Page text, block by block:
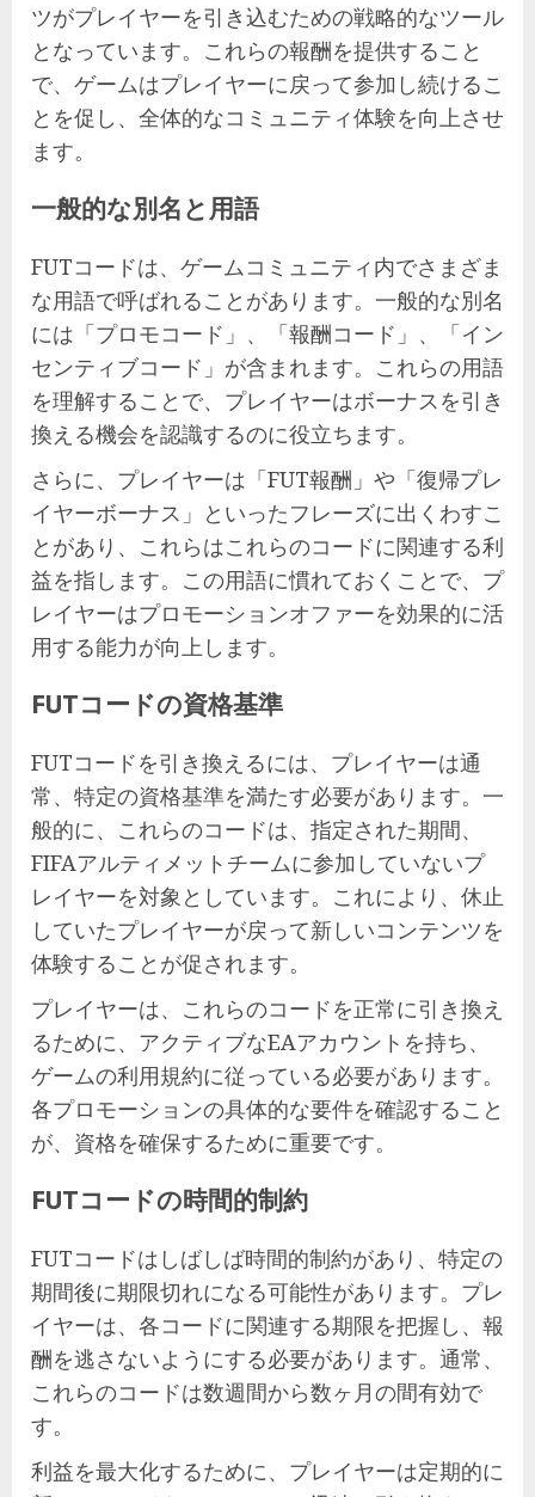
ツがプレイヤーを引き込むための戦略的なツール
となっています。これらの報酬を提供すること
で、ゲームはプレイヤーに戻って参加し続けるこ
とを促し、全体的なコミュニティ体験を向上させ
ます。
一般的な別名と用語
FUTコードは、ゲームコミュニティ内でさまざま
な用語で呼ばれることがあります。一般的な別名
には「プロモコード」、「報酬コード」、「イン
センティブコード」が含まれます。これらの用語
を理解することで、プレイヤーはボーナスを引き
換える機会を認識するのに役立ちます。
さらに、プレイヤーは「FUT報酬」や「復帰プレ
イヤーボーナス」といったフレーズに出くわすこ
とがあり、これらはこれらのコードに関連する利
益を指します。この用語に慣れておくことで、プ
レイヤーはプロモーションオファーを効果的に活
用する能力が向上します。
FUTコードの資格基準
FUTコードを引き換えるには、プレイヤーは通
常、特定の資格基準を満たす必要があります。一
般的に、これらのコードは、指定された期間、
FIFAアルティメットチームに参加していないプ
レイヤーを対象としています。これにより、休止
していたプレイヤーが戻って新しいコンテンツを
体験することが促されます。
プレイヤーは、これらのコードを正常に引き換え
るために、アクティブなEAアカウントを持ち、
ゲームの利用規約に従っている必要があります。
各プロモーションの具体的な要件を確認すること
が、資格を確保するために重要です。
FUTコードの時間的制約
FUTコードはしばしば時間的制約があり、特定の
期間後に期限切れになる可能性があります。プレ
イヤーは、各コードに関連する期限を把握し、報
酬を逃さないようにする必要があります。通常、
これらのコードは数週間から数ヶ月の間有効で
す。
利益を最大化するために、プレイヤーは定期的に